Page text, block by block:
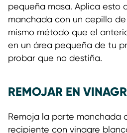
pequeña masa. Aplica esto
manchada con un cepillo
mismo método que el
en un área pequeña de tu
probar que no destiña.
REMOJAR EN
Remoja la parte manchada
recipiente con vinagre